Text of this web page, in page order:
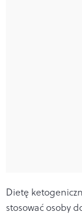
Dietę
stosować osoby